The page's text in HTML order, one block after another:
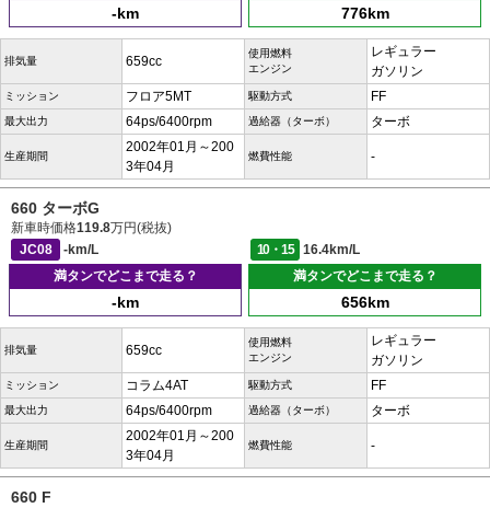
-km 776km
排気量 659cc
使用燃料
エンジン
レギュラー
ガソリン
ミッション フロア5MT 駆動方式 FF
最大出力 64ps/6400rpm 過給器（ターボ） ターボ
生産期間
2002年01月～200
3年04月
燃費性能 -
660 ターボG
新車時価格119.8万円(税抜)
JC08
-km/L 10・15
16.4km/L
満タンでどこまで走る？
-km
満タンでどこまで走る？
656km
排気量 659cc
使用燃料
エンジン
レギュラー
ガソリン
ミッション コラム4AT 駆動方式 FF
最大出力 64ps/6400rpm 過給器（ターボ） ターボ
生産期間
2002年01月～200
3年04月
燃費性能 -
660 F